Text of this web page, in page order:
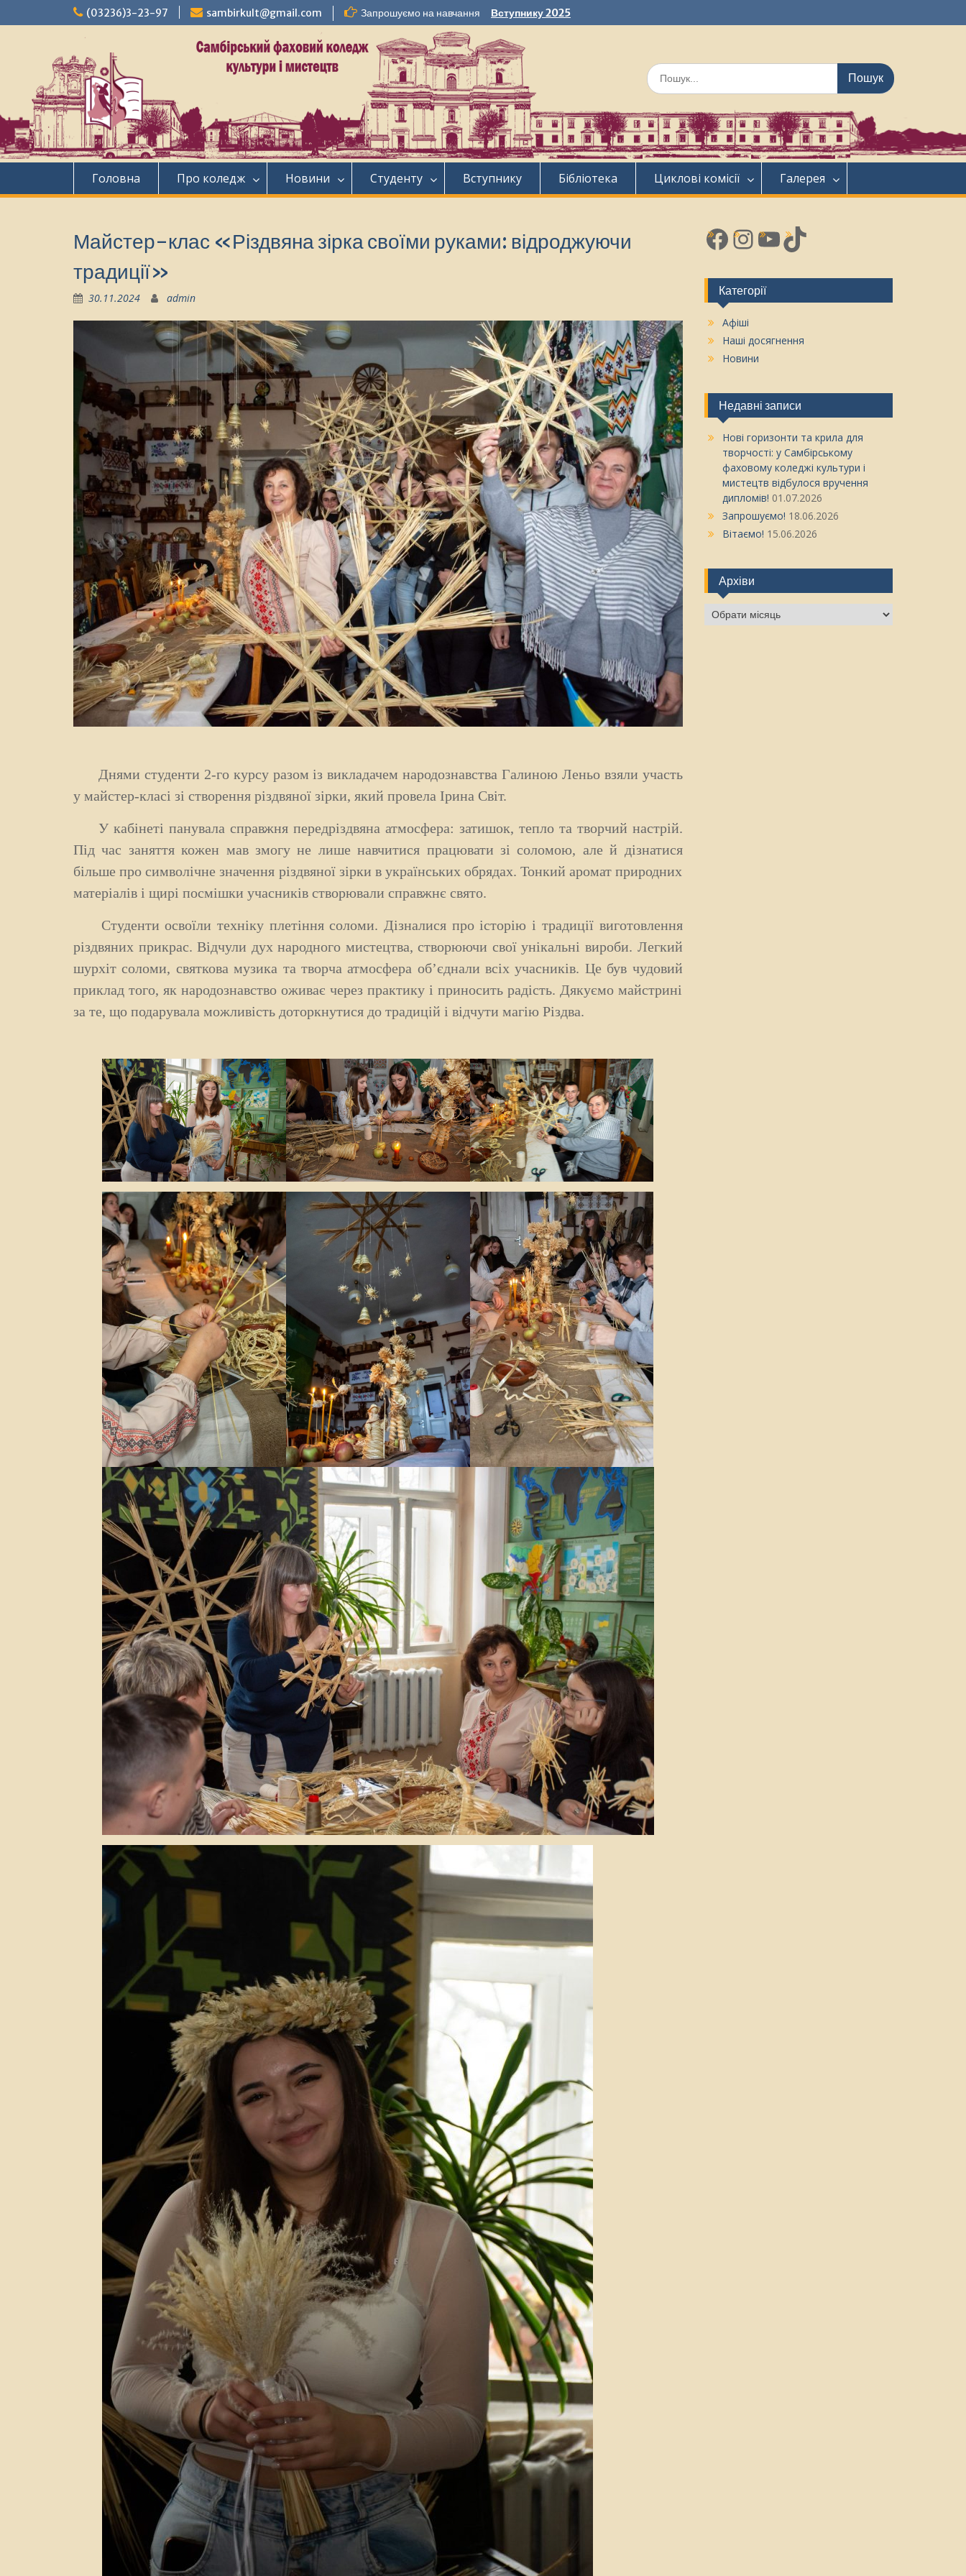
до
(03236)3-23-97 sambirkult@gmail.com Запрошуємо на навчання Вступнику 2025
Шукати:
Головна Про коледж Новини Студенту Вступнику Бібліотека Циклові комісії Галерея
Майстер-клас «Різдвяна зірка своїми руками: відроджуючи
традиції»
30.11.2024 admin
Днями студенти 2-го курсу разом із викладачем народознавства Галиною Леньо взяли участь
у майстер-класі зі створення різдвяної зірки, який провела Ірина Світ.
У кабінеті панувала справжня передріздвяна атмосфера: затишок, тепло та творчий настрій.
Під час заняття кожен мав змогу не лише навчитися працювати зі соломою, але й дізнатися
більше про символічне значення різдвяної зірки в українських обрядах. Тонкий аромат природних
матеріалів і щирі посмішки учасників створювали справжнє свято.
Студенти освоїли техніку плетіння соломи. Дізналися про історію і традиції виготовлення
різдвяних прикрас. Відчули дух народного мистецтва, створюючи свої унікальні вироби. Легкий
шурхіт соломи, святкова музика та творча атмосфера об’єднали всіх учасників. Це був чудовий
приклад того, як народознавство оживає через практику і приносить радість. Дякуємо майстрині
за те, що подарувала можливість доторкнутися до традицій і відчути магію Різдва.
Facebook
Instagram
YouTube
TikTok
Категорії
Афіші
Наші досягнення
Новини
Недавні записи
Нові горизонти та крила для
творчості: у Самбірському
фаховому коледжі культури і
мистецтв відбулося вручення
дипломів! 01.07.2026
Запрошуємо! 18.06.2026
Вітаємо! 15.06.2026
Архіви
Архіви